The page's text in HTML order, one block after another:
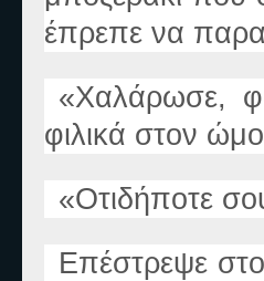
έπρεπε να
«Χαλάρωσε,
φιλικά στον
«Οτιδήποτε
Επέστρεψε